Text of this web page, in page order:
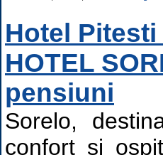
Hotel Pitesti
HOTEL
pensiuni
Sorelo,
confort și